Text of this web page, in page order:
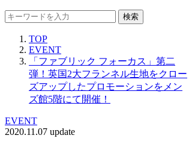
検索
TOP
EVENT
「ファブリック フォーカス」第二
弾！英国2大フランネル生地をクロー
ズアップしたプロモーションをメン
ズ館5階にて開催！
EVENT
2020.11.07 update